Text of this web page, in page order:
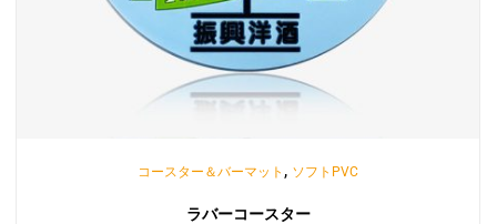
コースター＆バーマット , ソフトPVC
ラバーコースター